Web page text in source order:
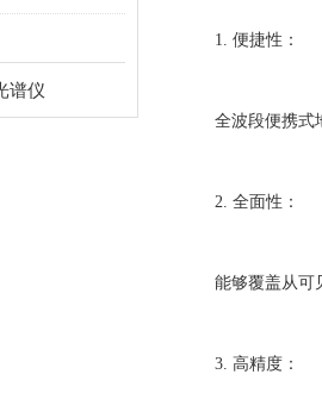
谱仪
1. 便捷性：
全波段便携式地
2. 全面性：
能够覆盖从可见
3. 高精度：